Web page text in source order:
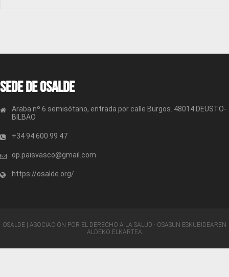
Sede de OSALDE
Araba nº 6 semisótano, entrada por calle Burgos. 48014 DEUSTO-
BILBAO
+34 94 600 99 47
op.paisvasco@gmail.com
https://osalde.org/
OSALDE | ASOCIACIÓN POR EL DERECHO A LA SALUD · OSASUN ESKUBIDEAREN
ALDEKO ELKARTEA